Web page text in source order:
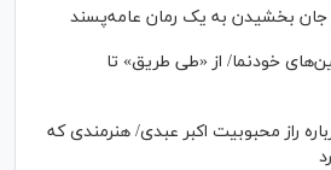
جان بخشیدن به یک رمان عامه‌پسند
خودنما/ از «طی طریق» تا
راز محبوبیت اکبر عبدی/ هنرمندی که